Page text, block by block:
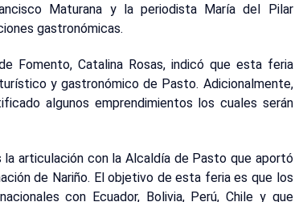
Maturana y la periodista María del Pilar
gastronómicas.
Fomento, Catalina Rosas, indicó que esta feria
y gastronómico de Pasto. Adicionalmente,
algunos emprendimientos los cuales serán
la articulación con la Alcaldía de Pasto que aportó
de Nariño. El objetivo de esta feria es que los
con Ecuador, Bolivia, Perú, Chile y que